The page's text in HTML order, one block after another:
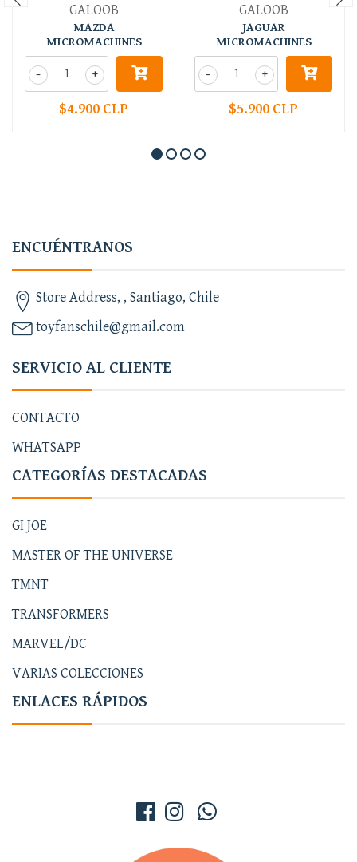
GALOOB
MAZDA
MICROMACHINES
+
-
$4.900 CLP
GALOOB
JAGUAR
MICROMACHINES
+
-
$5.900 CLP
ENCUÉNTRANOS
Store Address, , Santiago, Chile
toyfanschile@gmail.com
SERVICIO AL CLIENTE
CONTACTO
WHATSAPP
CATEGORÍAS DESTACADAS
GI JOE
MASTER OF THE UNIVERSE
TMNT
TRANSFORMERS
MARVEL/DC
VARIAS COLECCIONES
ENLACES RÁPIDOS